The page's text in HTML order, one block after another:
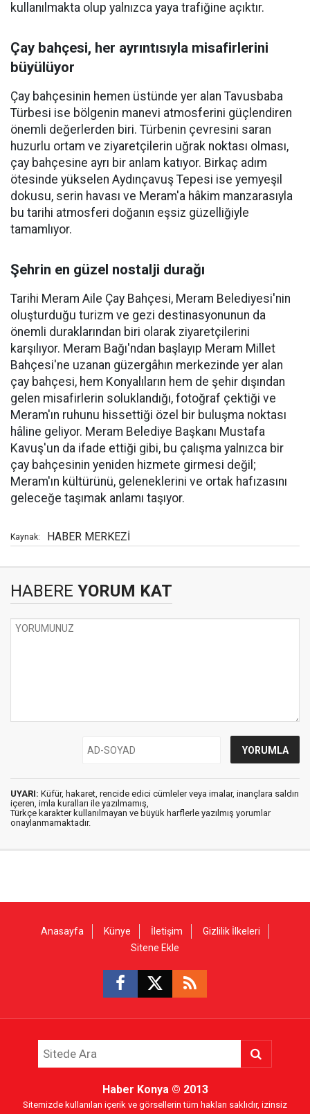
kullanılmakta olup yalnızca yaya trafiğine açıktır.
Çay bahçesi, her ayrıntısıyla misafirlerini
büyülüyor
Çay bahçesinin hemen üstünde yer alan Tavusbaba
Türbesi ise bölgenin manevi atmosferini güçlendiren
önemli değerlerden biri. Türbenin çevresini saran
huzurlu ortam ve ziyaretçilerin uğrak noktası olması,
çay bahçesine ayrı bir anlam katıyor. Birkaç adım
ötesinde yükselen Aydınçavuş Tepesi ise yemyeşil
dokusu, serin havası ve Meram'a hâkim manzarasıyla
bu tarihi atmosferi doğanın eşsiz güzelliğiyle
tamamlıyor.
Şehrin en güzel nostalji durağı
Tarihi Meram Aile Çay Bahçesi, Meram Belediyesi'nin
oluşturduğu turizm ve gezi destinasyonunun da
önemli duraklarından biri olarak ziyaretçilerini
karşılıyor. Meram Bağı'ndan başlayıp Meram Millet
Bahçesi'ne uzanan güzergâhın merkezinde yer alan
çay bahçesi, hem Konyalıların hem de şehir dışından
gelen misafirlerin soluklandığı, fotoğraf çektiği ve
Meram'ın ruhunu hissettiği özel bir buluşma noktası
hâline geliyor. Meram Belediye Başkanı Mustafa
Kavuş'un da ifade ettiği gibi, bu çalışma yalnızca bir
çay bahçesinin yeniden hizmete girmesi değil;
Meram'ın kültürünü, geleneklerini ve ortak hafızasını
geleceğe taşımak anlamı taşıyor.
Kaynak: HABER MERKEZİ
HABERE YORUM KAT
UYARI: Küfür, hakaret, rencide edici cümleler veya imalar, inançlara saldırı
içeren, imla kuralları ile yazılmamış,
Türkçe karakter kullanılmayan ve büyük harflerle yazılmış yorumlar
onaylanmamaktadır.
Anasayfa Künye İletişim
Gizlilik İlkeleri
Sitene Ekle
Haber Konya© 2013
Sitemizde kullanılan içerik ve görsellerin tüm hakları saklıdır, izinsiz